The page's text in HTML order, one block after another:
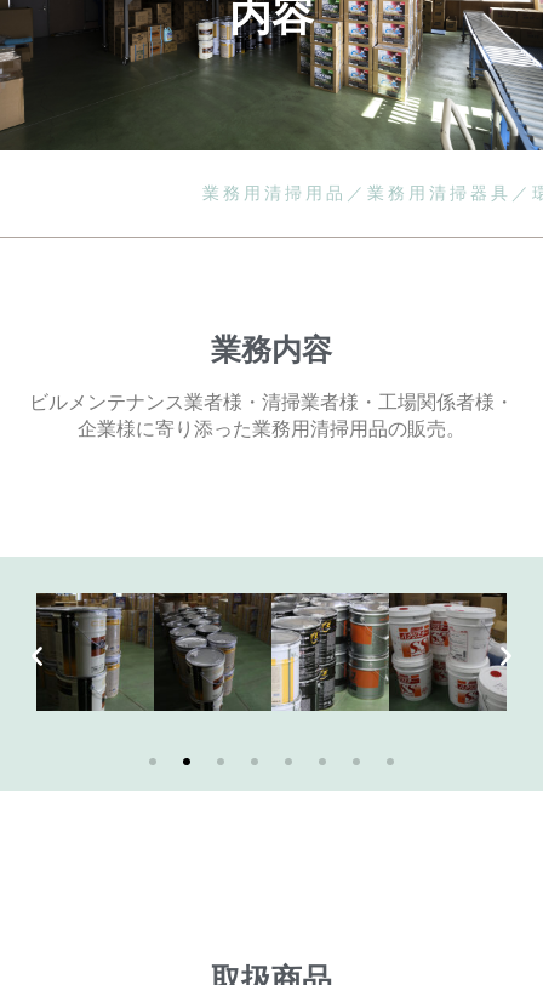
内容
業務用清掃用品／業務用清掃器具／
業務内容
ビルメンテナンス業者様・清掃業者様・工場関係者様・
企業様に寄り添った業務用清掃用品の販売。